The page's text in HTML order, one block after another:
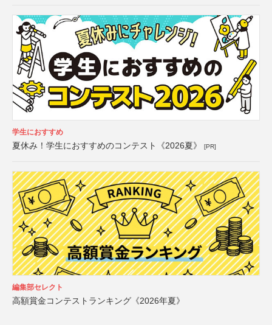
学生におすすめ
夏休み！学生におすすめのコンテスト《2026夏》 [PR]
編集部セレクト
高額賞金コンテストランキング《2026年夏》